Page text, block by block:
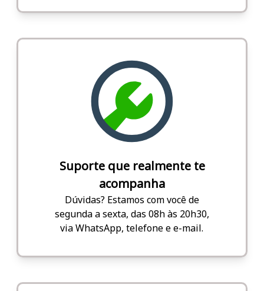
Suporte que realmente te
acompanha
Dúvidas? Estamos com você de
segunda a sexta, das 08h às 20h30,
via WhatsApp, telefone e e-mail.